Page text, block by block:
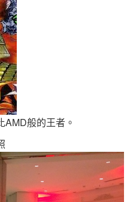
般的王者。